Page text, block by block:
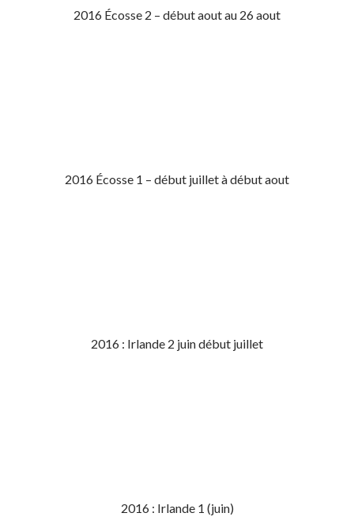
2016 Écosse 2 – début aout au 26 aout
2016 Écosse 1 – début juillet à début aout
2016 : Irlande 2 juin début juillet
2016 : Irlande 1 (juin)